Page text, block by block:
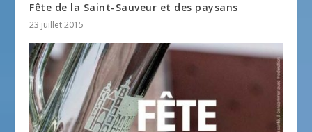
Fête de la Saint-Sauveur et des paysans
23 juillet 2015